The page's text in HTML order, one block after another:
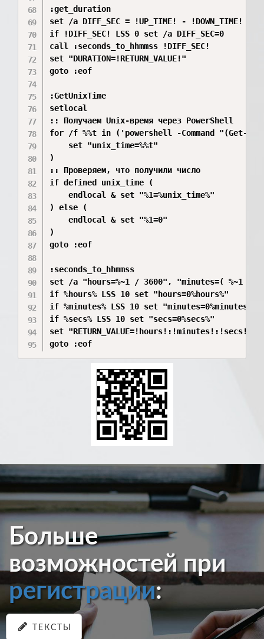
:get_duration
set /a DIFF_SEC = !UP_TIME! - !DOWN_TIME!
if !DIFF_SEC! LSS 0 set /a DIFF_SEC=0
call :seconds_to_hhmmss !DIFF_SEC!
set "DURATION=!RETURN_VALUE!"
goto :eof
:GetUnixTime
setlocal
:: Получаем Unix-время через PowerShell
for /f %%t in ('powershell -Command "(Get-
    set "unix_time=%%t"
)
:: Проверяем, что получили число
if defined unix_time (
    endlocal & set "%1=%unix_time%"
) else (
    endlocal & set "%1=0"
)
goto :eof
:seconds_to_hhmmss
set /a "hours=%~1 / 3600", "minutes=( %~1
if %hours% LSS 10 set "hours=0%hours%"
if %minutes% LSS 10 set "minutes=0%minutes%"
if %secs% LSS 10 set "secs=0%secs%"
set "RETURN_VALUE=!hours!:!minutes!:!secs!"
Больше
возможностей при
регистрации:
ТЕКСТЫ